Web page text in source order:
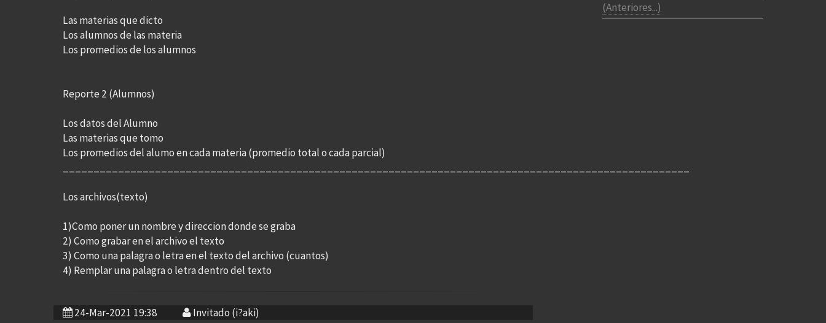
Las materias que dicto
Los alumnos de las materia
Los promedios de los alumnos
Reporte 2 (Alumnos)
Los datos del Alumno
Las materias que tomo
Los promedios del alumo en cada materia (promedio total o cada parcial)
Los archivos(texto)
1)Como poner un nombre y direccion donde se graba
2) Como grabar en el archivo el texto
3) Como una palagra o letra en el texto del archivo (cuantos)
4) Remplar una palagra o letra dentro del texto
24-Mar-2021 19:38 Invitado (i?aki)
(Anteriores...)